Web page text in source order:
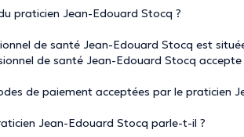
praticien Jean-Edouard Stocq ?
de santé Jean-Edouard Stocq est
de santé Jean-Edouard Stocq
de paiement acceptées par le praticien
Jean-Edouard Stocq parle-t-il ?